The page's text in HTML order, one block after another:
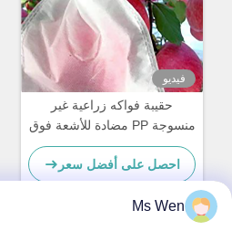
فيديو
حقيبة فواكه زراعية غير
منسوجة PP مضادة للأشعة فوق
البنفسجية واقية للموز والتفاح
احصل على أفضل سعر
Ms Wen